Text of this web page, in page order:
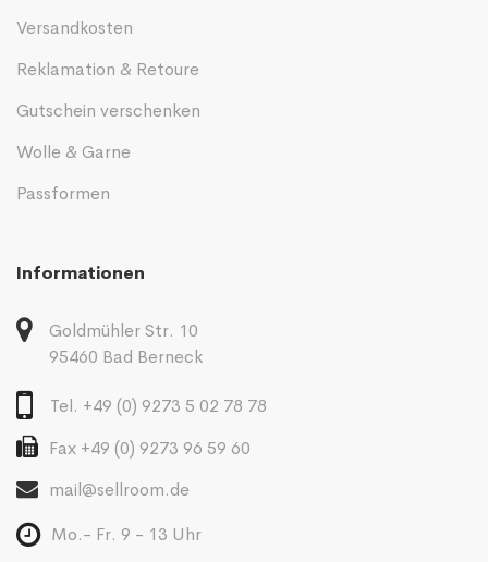
Versandkosten
Reklamation & Retoure
Gutschein verschenken
Wolle & Garne
Passformen
Informationen
Goldmühler Str. 10
95460 Bad Berneck
Tel. +49 (0) 9273 5 02 78 78
Fax +49 (0) 9273 96 59 60
mail@sellroom.de
Mo.- Fr. 9 - 13 Uhr